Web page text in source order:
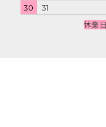
30
31
休業日